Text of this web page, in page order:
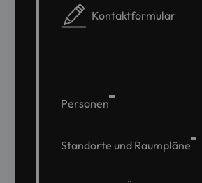
Kontaktformular
Personen
Standorte und Raumpläne